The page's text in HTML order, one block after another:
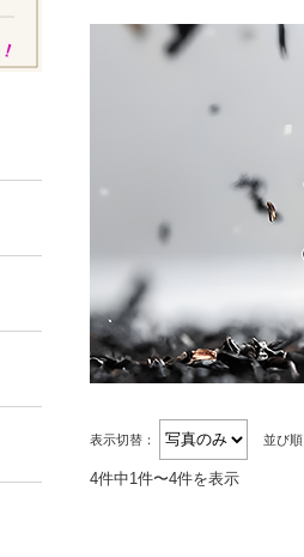
表示切替： 並び順
4件中1件〜4件を表示